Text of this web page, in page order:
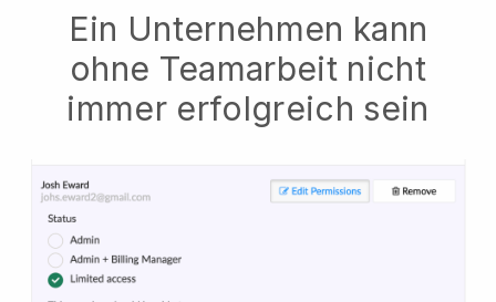
Ein Unternehmen kann
ohne Teamarbeit nicht
immer erfolgreich sein